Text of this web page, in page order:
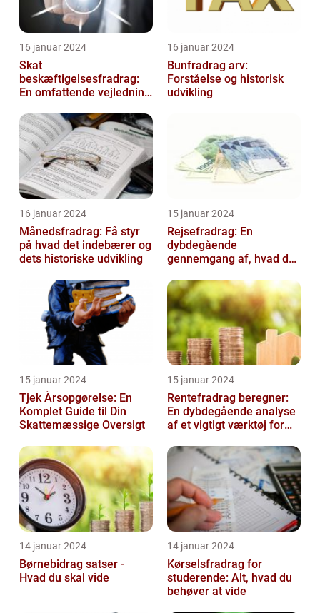
16 januar 2024
Skat
beskæftigelsesfradrag:
En omfattende vejledning
16 januar 2024
Bunfradrag arv:
Forståelse og historisk
udvikling
16 januar 2024
Månedsfradrag: Få styr
på hvad det indebærer og
dets historiske udvikling
15 januar 2024
Rejsefradrag: En
dybdegående
gennemgang af, hvad du
15 januar 2024
Tjek Årsopgørelse: En
Komplet Guide til Din
Skattemæssige Oversigt
15 januar 2024
Rentefradrag beregner:
En dybdegående analyse
af et vigtigt værktøj for
14 januar 2024
Børnebidrag satser -
Hvad du skal vide
14 januar 2024
Kørselsfradrag for
studerende: Alt, hvad du
behøver at vide